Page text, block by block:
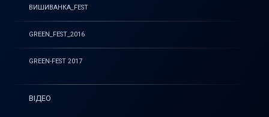
ВИШИВАНКА_FEST
GREEN_FEST_2016
GREEN-FEST 2017
ВІДЕО